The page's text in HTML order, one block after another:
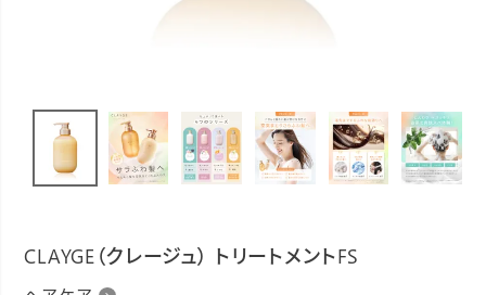
CLAYGE（クレージュ） トリートメントFS